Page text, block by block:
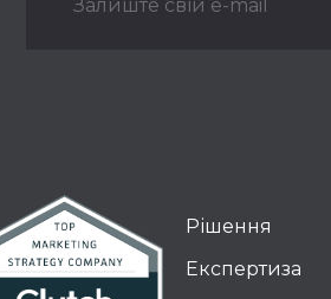
Рішення
Експертиза